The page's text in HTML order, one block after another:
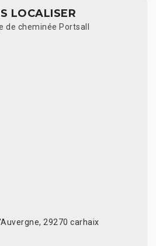
LOCALISER
de cheminée Portsall
29270 carhaix